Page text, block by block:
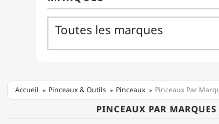
Accueil Pinceaux & Outils Pinceaux Pinceaux Par
PINCEAUX PAR MARQUES